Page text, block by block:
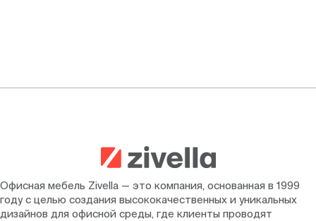
Офисная мебель Zivella — это компания, основанная в 1999
году с целью создания высококачественных и уникальных
дизайнов для офисной среды, где клиенты проводят